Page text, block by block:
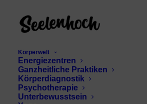
Körperwelt
Energiezentren
Ganzheitliche Praktiken
Körperdiagnostik
Psychotherapie
Unterbewusstsein